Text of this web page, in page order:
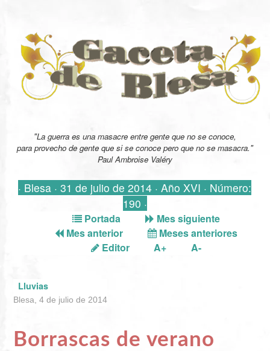
"La guerra es una masacre entre gente que no se conoce,
para provecho de gente que si se conoce pero que no se masacra."
Paul Ambroise Valéry
· Blesa · 31 de julio de 2014 · Año XVI · Número:
190 ·
Portada
Mes siguiente
Mes anterior
Meses anteriores
Editor
A+ A-
Lluvias
Blesa, 4 de julio de 2014
Borrascas de verano